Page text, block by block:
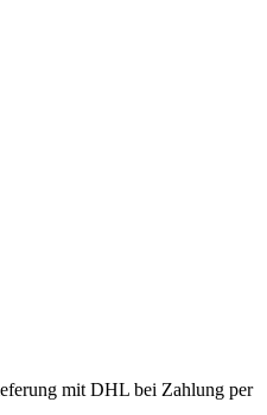
mit DHL bei Zahlung per